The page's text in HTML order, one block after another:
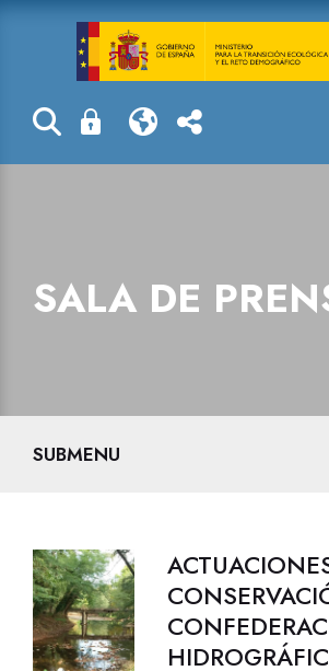
Sala de
SALA DE
SUBMENU